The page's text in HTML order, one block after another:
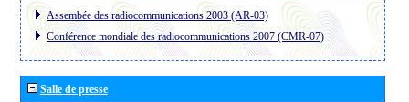
Assembée des radiocommunications 2003 (AR-03)
Conférence mondiale des radiocommunications 2007 (CMR-07)
Salle de presse